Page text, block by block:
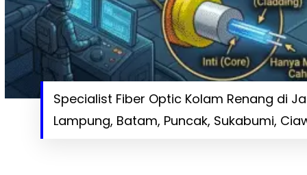
Specialist Fiber Optic Kolam Renang di
Lampung, Batam, Puncak, Sukabumi,